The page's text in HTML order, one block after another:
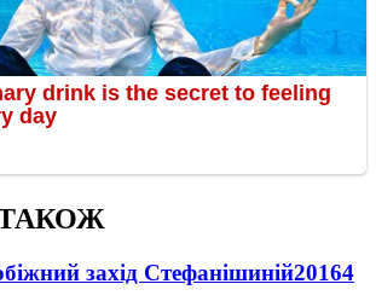
захід Стефанішиній20164